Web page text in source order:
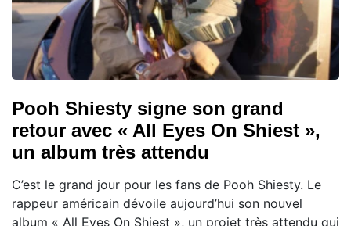
Pooh Shiesty signe son grand
retour avec « All Eyes On Shiest »,
un album très attendu
C’est le grand jour pour les fans de Pooh Shiesty. Le
rappeur américain dévoile aujourd’hui son nouvel
album « All Eyes On Shiest », un projet très attendu qui